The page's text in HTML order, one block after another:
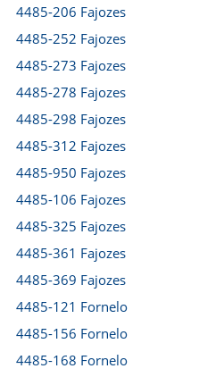
4485-206 Fajozes
4485-252 Fajozes
4485-273 Fajozes
4485-278 Fajozes
4485-298 Fajozes
4485-312 Fajozes
4485-950 Fajozes
4485-106 Fajozes
4485-325 Fajozes
4485-361 Fajozes
4485-369 Fajozes
4485-121 Fornelo
4485-156 Fornelo
4485-168 Fornelo